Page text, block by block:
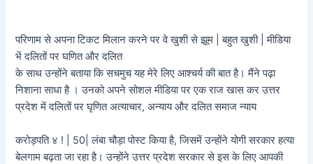
परिणाम से अपना टिकट मिलान करने पर वे खुशी से झूम | बहुत खुशी | मीडिया
भें दलितों पर घणित और दलित
के साथ उन्होंने बताया कि सचमुच यह मेरे लिए आश्चर्य की बात है। मैंने पढ़ा
निशाना साधा है । उनको अपने सोशल मीडिया पर एक राज खास कर उत्तर
प्रदेश में दलितों पर घृणित अत्याचार, अन्याय और दलित समाज न्याय
करोड़पति ४ ! | 50| लंबा चौड़ा पोस्ट किया है, जिसमें उन्होंने योगी सरकार हत्या
बेलगाम बढ़ता जा रहा है। उन्होंने उत्तर प्रदेश सरकार से इस के लिए आपकी